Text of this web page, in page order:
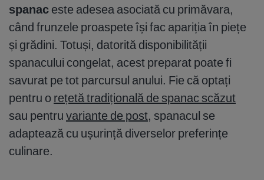
spanac este adesea asociată cu primăvara,
când frunzele proaspete își fac apariția în piețe
și grădini. Totuși, datorită disponibilității
spanacului congelat, acest preparat poate fi
savurat pe tot parcursul anului. Fie că optați
pentru o rețetă tradițională de spanac scăzut
sau pentru variante de post, spanacul se
adaptează cu ușurință diverselor preferințe
culinare.